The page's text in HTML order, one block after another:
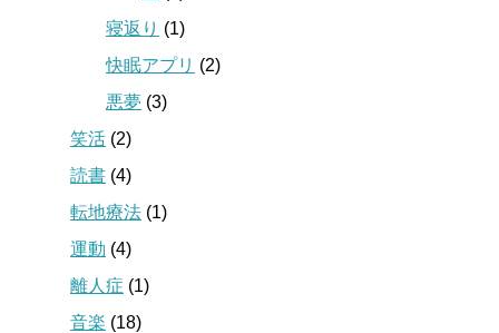
寝返り (1)
快眠アプリ (2)
悪夢 (3)
笑活 (2)
読書 (4)
転地療法 (1)
運動 (4)
離人症 (1)
音楽 (18)